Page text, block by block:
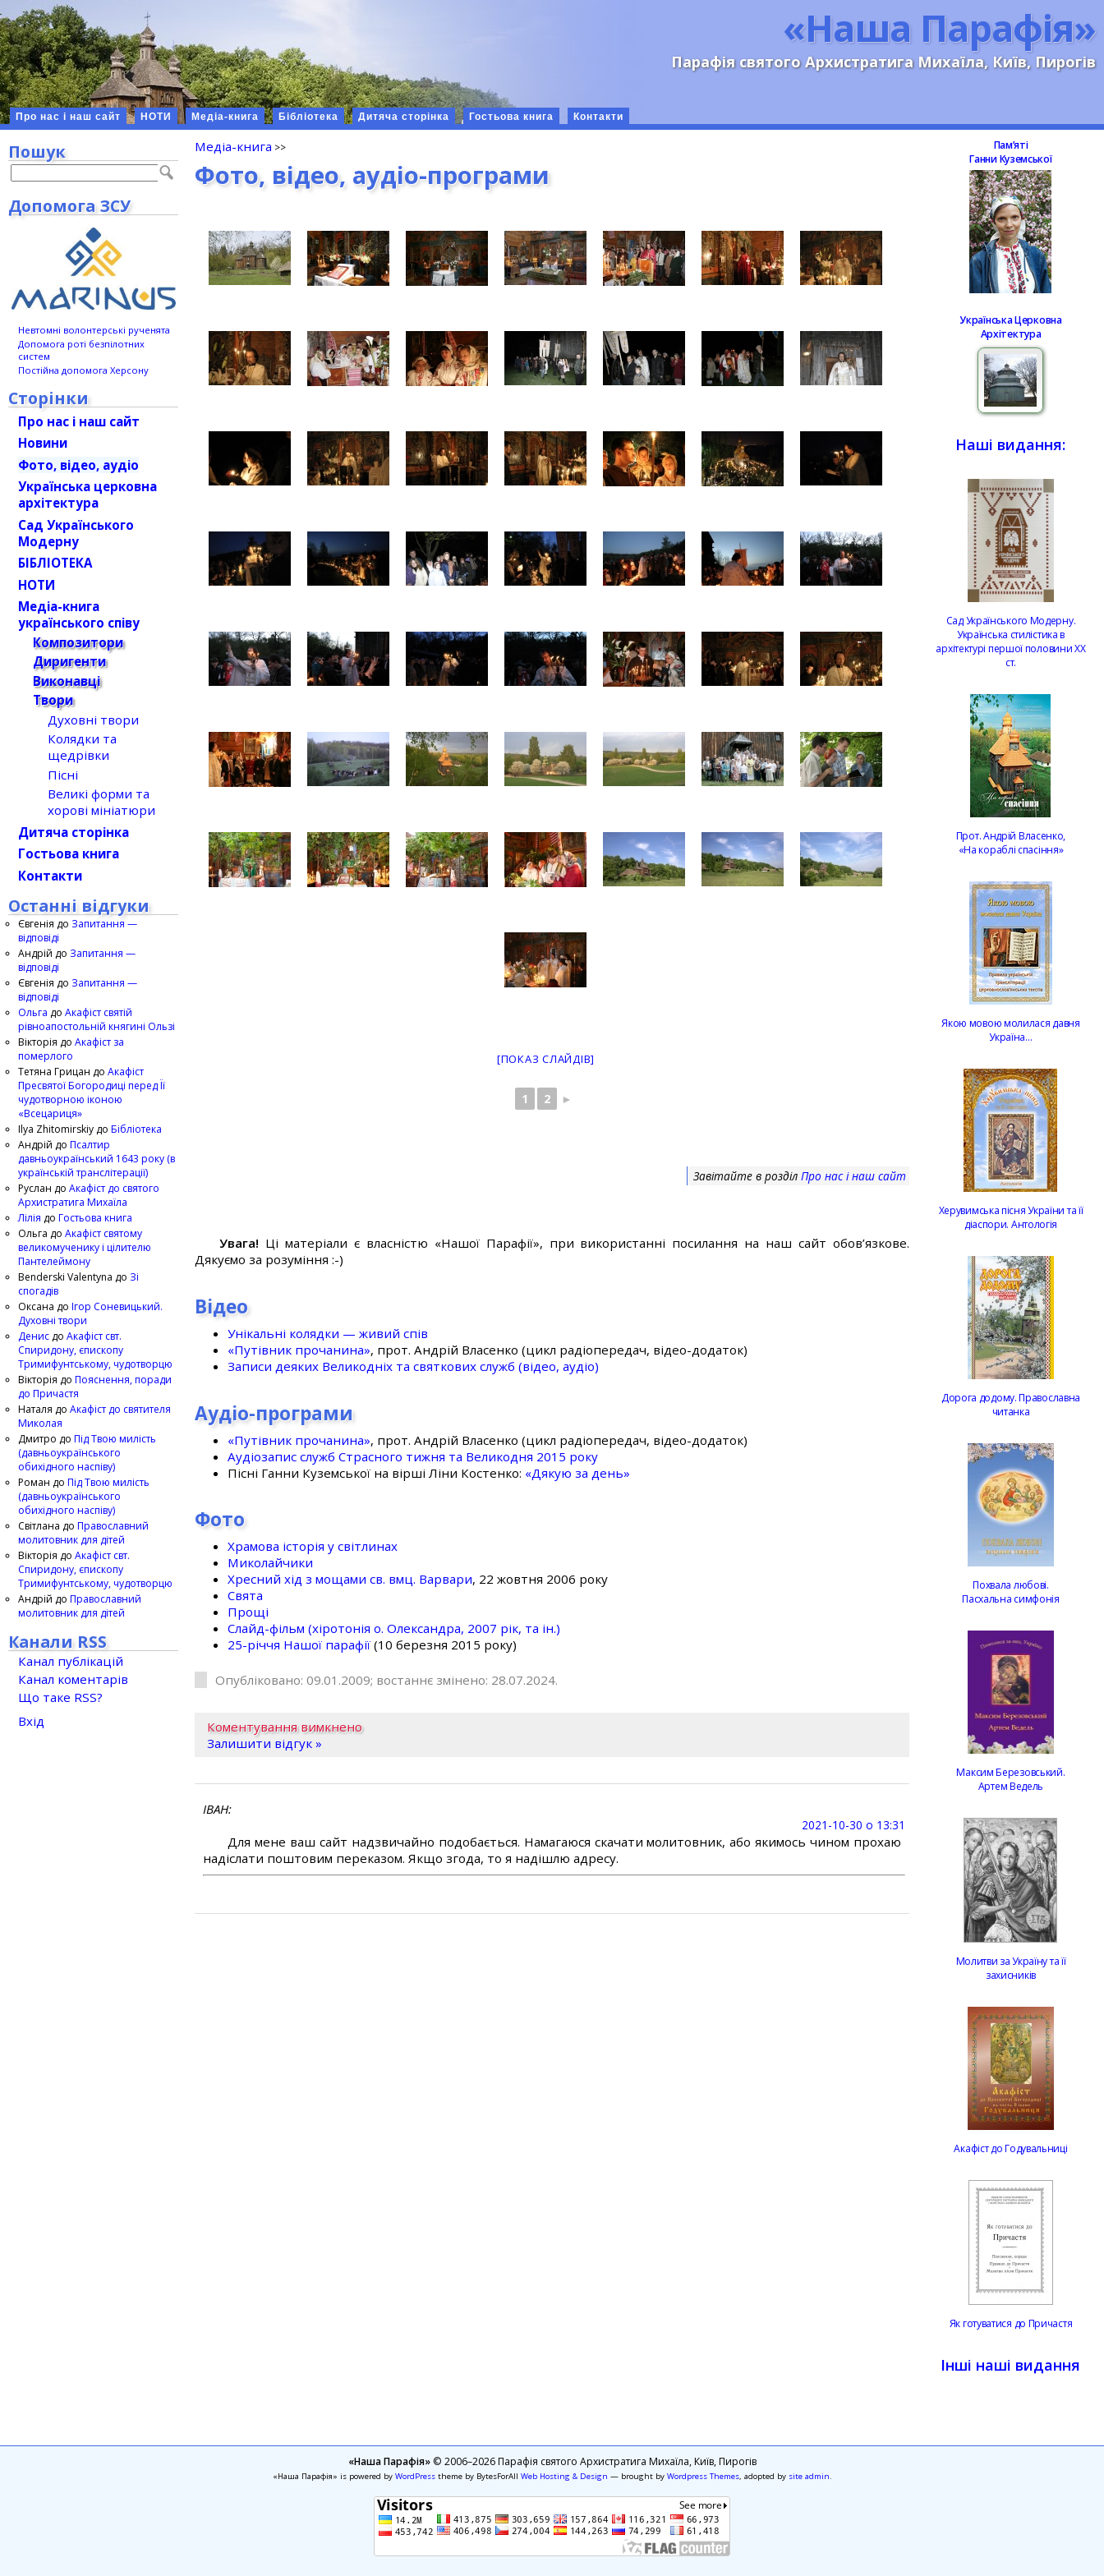
«Наша Парафія»
Парафія святого Архистратига Михаїла, Київ, Пирогів
Про нас і наш сайт НОТИ Медіа-книга Бібліотека Дитяча сторінка Гостьова книга Контакти
Медіа-книга
Фото, відео, аудіо-програми
[ПОКАЗ СЛАЙДІВ]
1 2 ►
Завітайте в розділ Про нас і наш сайт
Увага! Ці матеріали є власністю «Нашої Парафії», при використанні посилання на наш сайт обов’язкове.
Дякуємо за розуміння :-)
Відео
Унікальні колядки — живий спів
«Путівник прочанина», прот. Андрій Власенко (цикл радіопередач, відео-додаток)
Записи деяких Великодніх та святкових служб (відео, аудіо)
Аудіо-програми
«Путівник прочанина», прот. Андрій Власенко (цикл радіопередач, відео-додаток)
Аудіозапис служб Страсного тижня та Великодня 2015 року
Пісні Ганни Куземської на вірші Ліни Костенко: «Дякую за день»
Фото
Храмова історія у світлинах
Миколайчики
Хресний хід з мощами св. вмц. Варвари, 22 жовтня 2006 року
Свята
Прощі
Слайд-фільм (хіротонія о. Олександра, 2007 рік, та ін.)
25-рiччя Нашої парафiї (10 березня 2015 року)
Опубліковано: 09.01.2009; востаннє змінено: 28.07.2024.
Коментування вимкнено
Залишити відгук »
ІВАН
2021-10-30 о 13:31
Для мене ваш сайт надзвичайно подобається. Намагаюся скачати молитовник, або якимось чином прохаю
надіслати поштовим переказом. Якщо згода, то я надішлю адресу.
Пошук
Допомога ЗСУ
Невтомні волонтерські рученята
Допомога роті безпілотних
систем
Постійна допомога Херсону
Сторінки
Про нас і наш сайт
Новини
Фото, відео, аудіо
Українська церковна
архітектура
Сад Українського
Модерну
БІБЛІОТЕКА
НОТИ
Медіа-книга
українського співу
Композитори
Диригенти
Виконавці
Твори
Духовні твори
Колядки та
щедрівки
Пісні
Великі форми та
хорові мініатюри
Дитяча сторінка
Гостьова книга
Контакти
Останні відгуки
Євгенія до Запитання —
відповіді
Андрій до Запитання —
відповіді
Євгенія до Запитання —
відповіді
Ольга до Акафіст святій
рівноапостольній княгині Ользі
Вікторія до Акафіст за
померлого
Тетяна Грицан до Акафіст
Пресвятої Богородиці перед Її
чудотворною іконою
«Всецариця»
Ilya Zhitomirskiy до Бібліотека
Андрій до Псалтир
давньоукраїнський 1643 року (в
українській транслітерації)
Руслан до Акафіст до святого
Архистратига Михаїла
Лілія до Гостьова книга
Ольга до Акафіст святому
великомученику і цілителю
Пантелеймону
Benderski Valentyna до Зі
спогадів
Оксана до Ігор Соневицький.
Духовні твори
Денис до Акафіст свт.
Спиридону, єпископу
Тримифунтському, чудотворцю
Вікторія до Пояснення, поради
до Причастя
Наталя до Акафіст до святителя
Миколая
Дмитро до Під Твою милість
(давньоукраїнського
обихідного наспіву)
Роман до Під Твою милість
(давньоукраїнського
обихідного наспіву)
Світлана до Православний
молитовник для дітей
Вікторія до Акафіст свт.
Спиридону, єпископу
Тримифунтському, чудотворцю
Андрій до Православний
молитовник для дітей
Канали RSS
Канал публікацій
Канал коментарів
Що таке RSS?
Вхід
Памʼяті
Ганни Куземської
Українська Церковна
Архітектура
Наші видання:
Сад Українського Модерну.
Українська стилістика в
архітектурі першої половини ХХ
ст.
Прот. Андрій Власенко,
«На кораблі спасіння»
Якою мовою молилася давня
Україна…
Херувимська пісня України та її
діаспори. Антологія
Дорога додому. Православна
читанка
Похвала любові.
Пасхальна симфонія
Максим Березовський.
Артем Ведель
Молитви за Україну та її
захисників
Акафіст до Годувальниці
Як готуватися до Причастя
Інші наші видання
«Наша Парафія»© 2006–2026 Парафія святого Архистратига Михаїла, Київ, Пирогів
«Наша Парафія» is powered by WordPresstheme by BytesForAll Web Hosting & Design — brought by Wordpress Themes, adopted by site admin.